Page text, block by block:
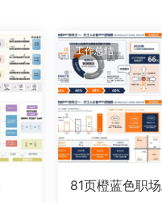
工作总结
81页橙蓝色职